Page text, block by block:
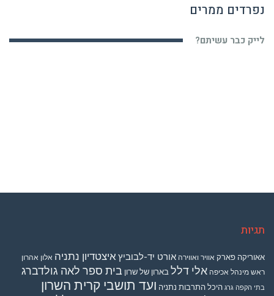
נפרדים ממרים
לייק כבר עשיתם?
תגיות
אאוריקה פארק אוויר ואווירה אורט יד-לבוביץ איצטדיון נתניה אלון אהרון
ראש מינהל אכיפה אלי דלל בארון של שרון בית ספר לאה גולדברג
בתי הקפה גרג היכל התרבות נתניה ועד תושבי קרית השרון